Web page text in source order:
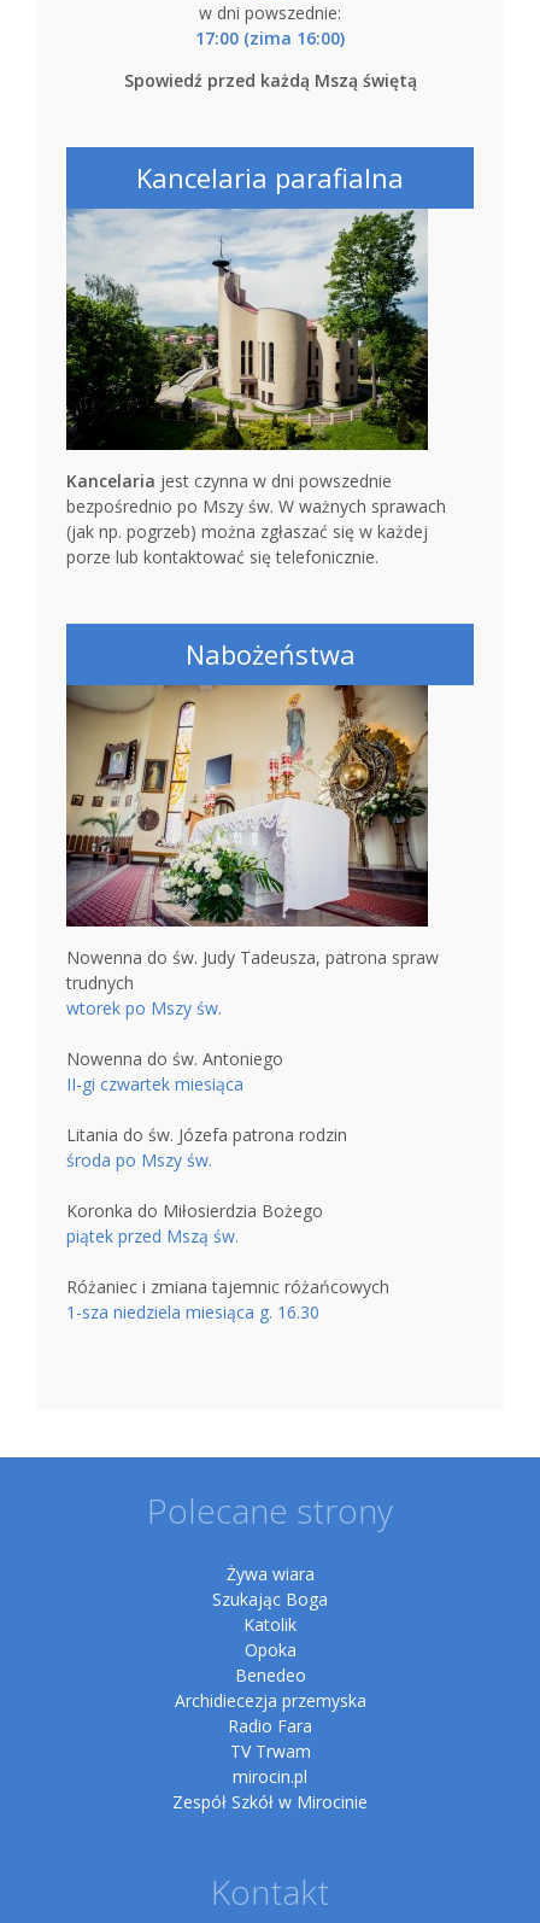
w dni powszednie:
17:00 (zima 16:00)
Spowiedź przed każdą Mszą świętą
Kancelaria parafialna
Kancelaria jest czynna w dni powszednie
bezpośrednio po Mszy św. W ważnych sprawach
(jak np. pogrzeb) można zgłaszać się w każdej
porze lub kontaktować się telefonicznie.
Nabożeństwa
Nowenna do św. Judy Tadeusza, patrona spraw
trudnych
wtorek po Mszy św.
Nowenna do św. Antoniego
II-gi czwartek miesiąca
Litania do św. Józefa patrona rodzin
środa po Mszy św.
Koronka do Miłosierdzia Bożego
piątek przed Mszą św.
Różaniec i zmiana tajemnic różańcowych
1-sza niedziela miesiąca g. 16.30
Polecane strony
Żywa wiara
Szukając Boga
Katolik
Opoka
Benedeo
Archidiecezja przemyska
Radio Fara
TV Trwam
mirocin.pl
Zespół Szkół w Mirocinie
Kontakt